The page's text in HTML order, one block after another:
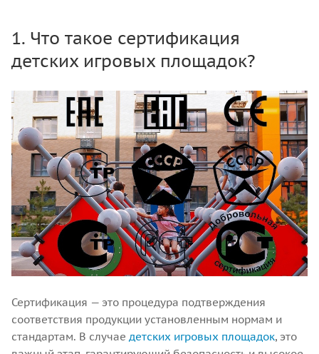
1. Что такое сертификация
детских игровых площадок?
Сертификация — это процедура подтверждения
соответствия продукции установленным нормам и
стандартам. В случае детских игровых площадок, это